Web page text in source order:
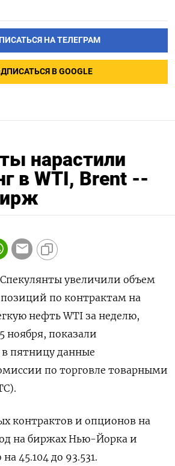
НА ТЕЛЕГРАМ
В GOOGLE
нарастили
в WTI, Brent --
увеличили объем
по контрактам на
нефть WTI за неделю,
ноября, показали
пятницу данные
по торговле товарными
контрактов и опционов на
на биржах Нью-Йорка и
45.104 до 93.531.